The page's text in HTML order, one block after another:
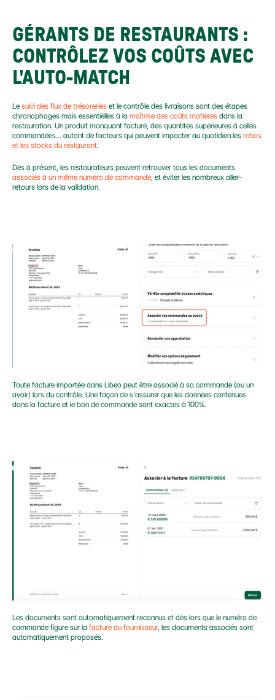
GÉRANTS DE RESTAURANTS :
CONTRÔLEZ VOS COÛTS AVEC
L'AUTO-MATCH
Le suivi des flux de trésoreries et le contrôle des livraisons sont des étapes
chronophages mais essentielles à la maîtrise des coûts matières dans la
restauration. Un produit manquant facturé, des quantités supérieures à celles
commandées... autant de facteurs qui peuvent impacter au quotidien les ratios
et les stocks du restaurant.
associés à un même numéro de commande, et éviter les nombreux aller-
retours lors de la validation.
Toute facture importée dans Libeo peut être associé à sa commande (ou un
avoir) lors du contrôle. Une façon de s'assurer que les données contenues
dans la facture et le bon de commande sont exactes à 100%.
Les documents sont automatiquement reconnus et dès lors que le numéro de
commande figure sur la facture du fournisseur, les documents associés sont
automatiquement proposés.